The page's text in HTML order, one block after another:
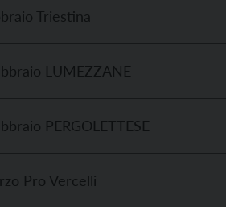
Triestina
LUMEZZANE
PERGOLETTESE
Pro Vercelli